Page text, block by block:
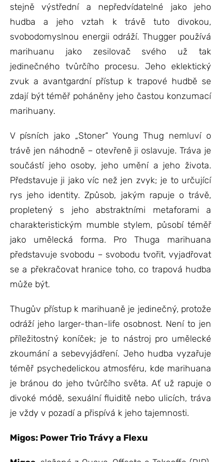
stejně výstřední a nepředvídatelné jako jeho
hudba a jeho vztah k trávě tuto divokou,
svobodomyslnou energii odráží. Thugger používá
marihuanu jako zesilovač svého už tak
jedinečného tvůrčího procesu. Jeho eklektický
zvuk a avantgardní přístup k trapové hudbě se
zdají být téměř poháněny jeho častou konzumací
marihuany.
V písních jako „Stoner“ Young Thug nemluví o
trávě jen náhodně – otevřeně ji oslavuje. Tráva je
součástí jeho osoby, jeho umění a jeho života.
Představuje ji jako víc než jen zvyk; je to určující
rys jeho identity. Způsob, jakým rapuje o trávě,
propletený s jeho abstraktními metaforami a
charakteristickým mumble stylem, působí téměř
jako umělecká forma. Pro Thuga marihuana
představuje svobodu – svobodu tvořit, vyjadřovat
se a překračovat hranice toho, co trapová hudba
může být.
Thugův přístup k marihuaně je jedinečný, protože
odráží jeho larger-than-life osobnost. Není to jen
příležitostný koníček; je to nástroj pro umělecké
zkoumání a sebevyjádření. Jeho hudba vyzařuje
téměř psychedelickou atmosféru, kde marihuana
je bránou do jeho tvůrčího světa. Ať už rapuje o
divoké módě, sexuální fluiditě nebo ulicích, tráva
je vždy v pozadí a přispívá k jeho tajemnosti.
Migos: Power Trio Trávy a Flexu